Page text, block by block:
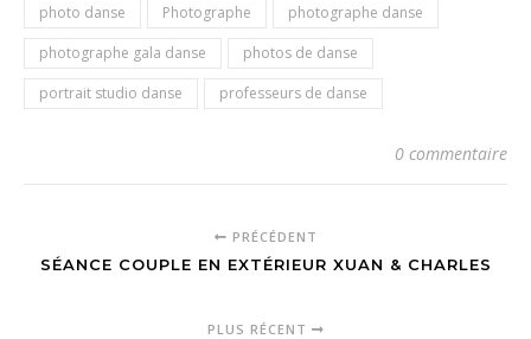
photo danse
Photographe
photographe danse
photographe gala danse
photos de danse
portrait studio danse
professeurs de danse
0 commentaire
PRÉCÉDENT
SÉANCE COUPLE EN EXTÉRIEUR XUAN & CHARLES
PLUS RÉCENT